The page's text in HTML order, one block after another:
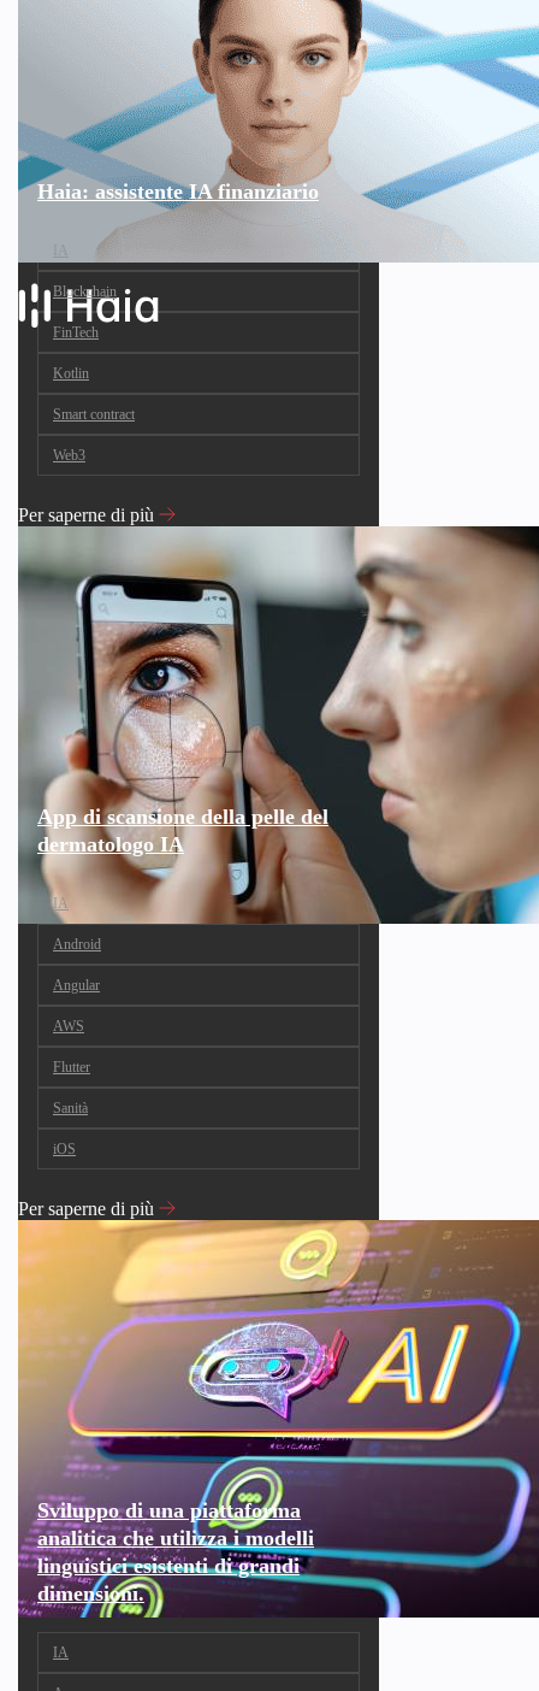
Haia: assistente IA finanziario
IA
Blockchain
FinTech
Kotlin
Smart contract
Web3
Per saperne di più
App di scansione della pelle del
dermatologo IA
IA
Android
Angular
AWS
Flutter
Sanità
iOS
Per saperne di più
Sviluppo di una piattaforma
analitica che utilizza i modelli
linguistici esistenti di grandi
dimensioni.
IA